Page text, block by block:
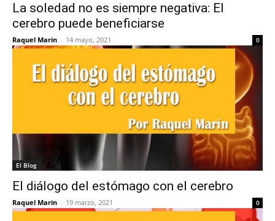
La soledad no es siempre negativa: El
cerebro puede beneficiarse
Raquel Marin - 14 mayo, 2021 0
El Blog
El diálogo del estómago con el cerebro
Raquel Marin - 19 marzo, 2021 0